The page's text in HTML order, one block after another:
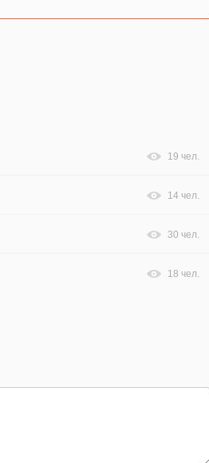
19 чел.
14 чел.
30 чел.
18 чел.